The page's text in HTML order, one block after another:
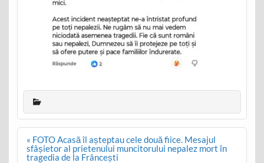
Post
navigation
« FOTO Acasă îl așteptau cele două fiice. Mesajul
sfâșietor al prietenului muncitorului nepalez mort în
tragedia de la Frâncești